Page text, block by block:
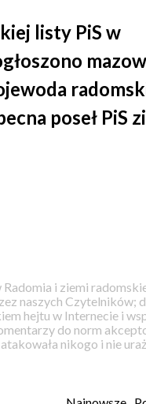
listy PiS w
poseł PiS
i ziemi
naszych Czytelników;
hejtu w Internecie i
do norm
nikogo i nie